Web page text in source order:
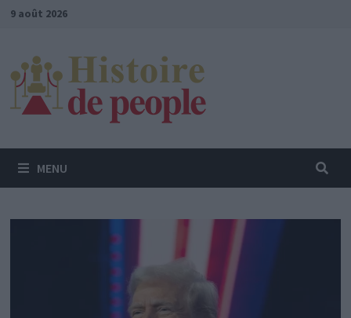
Passer
contenu
9 août 2026
MENU